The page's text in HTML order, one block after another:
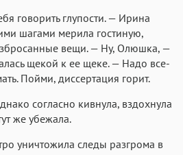
говорить глупости. — Ирина
шагами мерила гостиную,
вещи. — Ну, Олюшка, —
щекой к ее щеке. — Надо все-
Пойми, диссертация горит.
согласно кивнула, вздохнула
же убежала.
уничтожила следы разгрома в